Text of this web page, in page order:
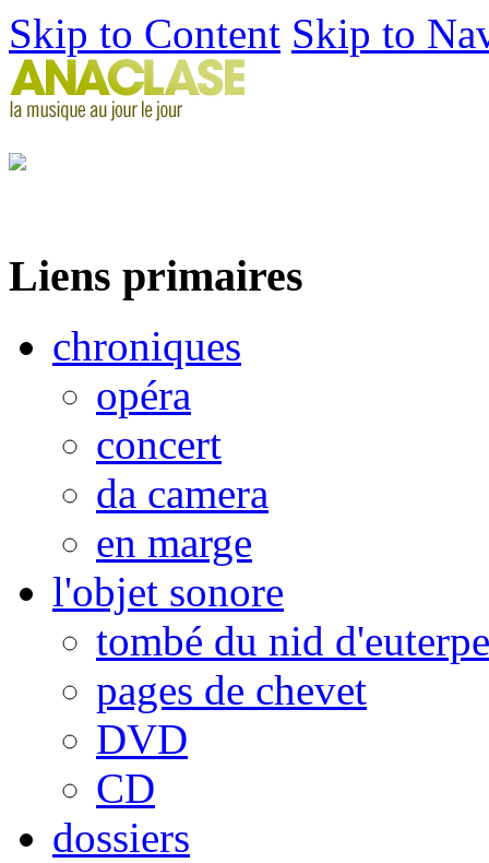
Skip to Content Skip to
Liens primaires
chroniques
opéra
concert
da camera
en marge
l'objet sonore
tombé du nid d'euterpe
pages de chevet
DVD
CD
dossiers